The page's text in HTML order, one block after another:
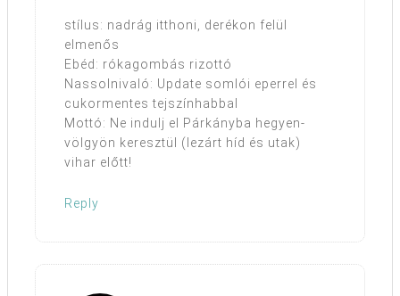
stílus: nadrág itthoni, derékon felül
elmenős
Ebéd: rókagombás rizottó
Nassolnivaló: Update somlói eperrel és
cukormentes tejszínhabbal
Mottó: Ne indulj el Párkányba hegyen-
völgyön keresztül (lezárt híd és utak)
vihar előtt!
Reply